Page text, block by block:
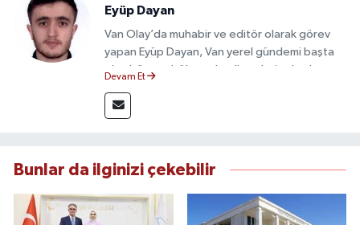
Eyüp Dayan
Van Olay’da muhabir ve editör olarak görev
yapan Eyüp Dayan, Van yerel gündemi başta
olmak üzere bölgesel gelişmeleri sahadan
deneyimiyle doğruluk, tarafsızlık ve etik ilkeleri
esas alan Dayan, güvenilir kaynaklara dayalı
Devam Et
Bunlar da ilginizi çekebilir